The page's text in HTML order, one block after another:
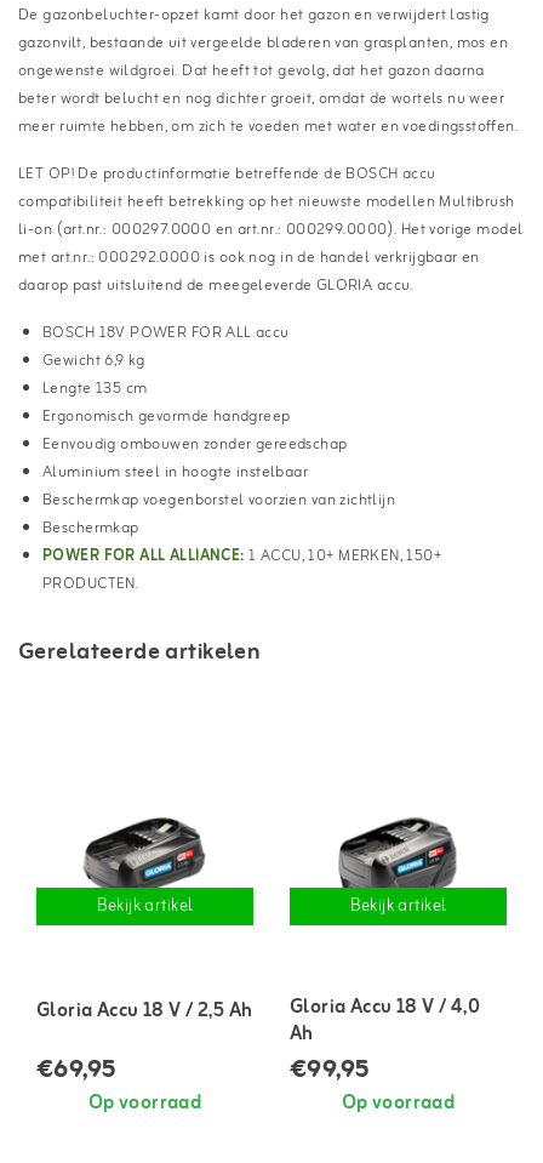
De gazonbeluchter-opzet kamt door het gazon en verwijdert lastig
gazonvilt, bestaande uit vergeelde bladeren van grasplanten, mos en
ongewenste wildgroei. Dat heeft tot gevolg, dat het gazon daarna
beter wordt belucht en nog dichter groeit, omdat de wortels nu weer
meer ruimte hebben, om zich te voeden met water en voedingsstoffen.
LET OP! De productinformatie betreffende de BOSCH accu
compatibiliteit heeft betrekking op het nieuwste modellen Multibrush
li-on (art.nr.: 000297.0000 en art.nr.: 000299.0000). Het vorige model
met art.nr.: 000292.0000 is ook nog in de handel verkrijgbaar en
daarop past uitsluitend de meegeleverde GLORIA accu.
BOSCH 18V POWER FOR ALL accu
Gewicht 6,9 kg
Lengte 135 cm
Ergonomisch gevormde handgreep
Eenvoudig ombouwen zonder gereedschap
Aluminium steel in hoogte instelbaar
Beschermkap voegenborstel voorzien van zichtlijn
Beschermkap
POWER FOR ALL ALLIANCE:1 ACCU, 10+ MERKEN, 150+
PRODUCTEN.
Gerelateerde artikelen
Bekijk artikel
Gloria Accu 18 V / 2,5 Ah
€69,95
Op voorraad
Bekijk artikel
Gloria Accu 18 V / 4,0
Ah
€99,95
Op voorraad